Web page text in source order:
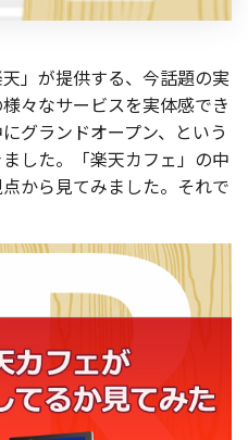
0346
い合わせ
」が提供する、今話題の実
々なサービスを実体感でき
グランドオープン、という
した。「楽天カフェ」の中
から見てみました。それで